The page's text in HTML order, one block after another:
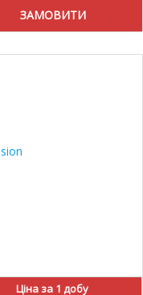
Ціна за 1 добу